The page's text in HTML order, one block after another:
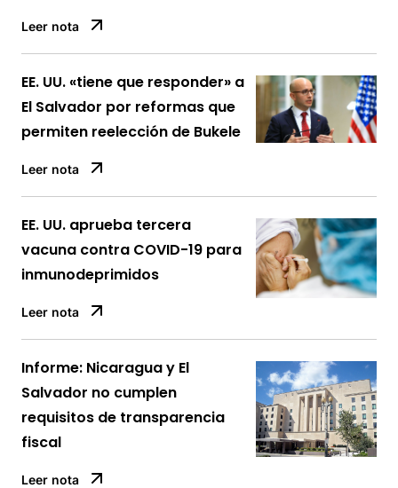
Leer nota
EE. UU. «tiene que responder» a
El Salvador por reformas que
permiten reelección de Bukele
Leer nota
EE. UU. aprueba tercera
vacuna contra COVID-19 para
inmunodeprimidos
Leer nota
Informe: Nicaragua y El
Salvador no cumplen
requisitos de transparencia
fiscal
Leer nota